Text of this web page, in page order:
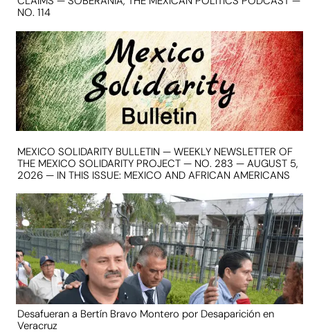
NO. 114
MEXICO SOLIDARITY BULLETIN — WEEKLY NEWSLETTER OF
THE MEXICO SOLIDARITY PROJECT — NO. 283 — AUGUST 5,
2026 — IN THIS ISSUE: MEXICO AND AFRICAN AMERICANS
Desafueran a Bertín Bravo Montero por Desaparición en
Veracruz